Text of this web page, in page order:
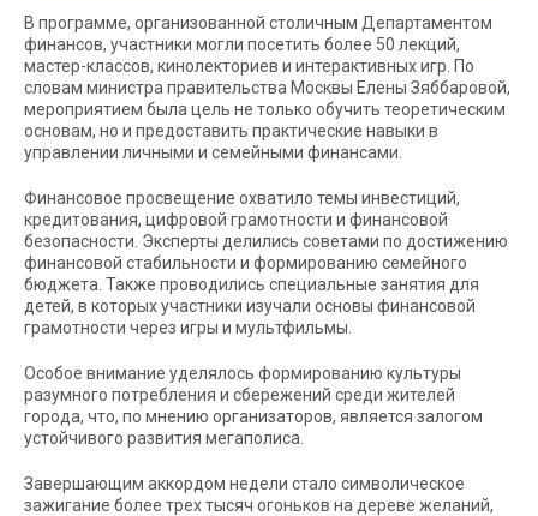
В программе, организованной столичным Департаментом
финансов, участники могли посетить более 50 лекций,
мастер-классов, кинолекториев и интерактивных игр. По
словам министра правительства Москвы Елены Зяббаровой,
мероприятием была цель не только обучить теоретическим
основам, но и предоставить практические навыки в
управлении личными и семейными финансами.
Финансовое просвещение охватило темы инвестиций,
кредитования, цифровой грамотности и финансовой
безопасности. Эксперты делились советами по достижению
финансовой стабильности и формированию семейного
бюджета. Также проводились специальные занятия для
детей, в которых участники изучали основы финансовой
грамотности через игры и мультфильмы.
Особое внимание уделялось формированию культуры
разумного потребления и сбережений среди жителей
города, что, по мнению организаторов, является залогом
устойчивого развития мегаполиса.
Завершающим аккордом недели стало символическое
зажигание более трех тысяч огоньков на дереве желаний,